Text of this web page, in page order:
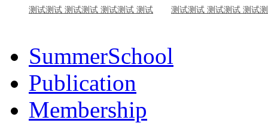
测试测试 测试测试 测试测试 测试 测试测试 测试测试 测试
SummerSchool
Publication
Membership